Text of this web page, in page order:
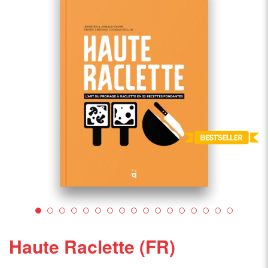
Haute Raclette (FR)